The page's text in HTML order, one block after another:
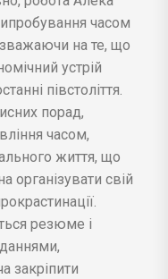
часом
на те, що
устрій
півстоліття.
порад,
часом,
життя, що
організувати свій
резюме і
закріпити